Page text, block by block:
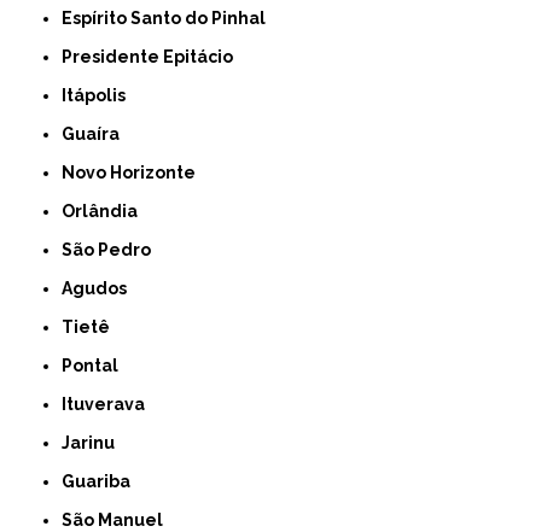
Espírito Santo do Pinhal
Presidente Epitácio
Itápolis
Guaíra
Novo Horizonte
Orlândia
São Pedro
Agudos
Tietê
Pontal
Ituverava
Jarinu
Guariba
São Manuel